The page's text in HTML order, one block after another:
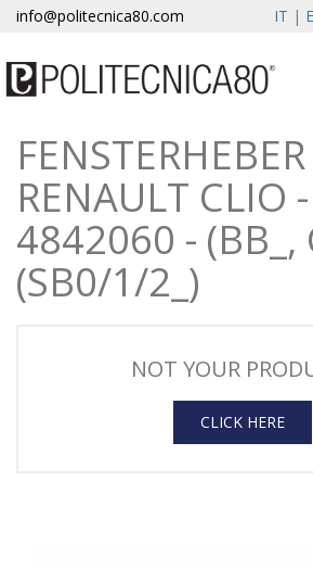
info@politecnica80.com IT |
giovedì 6
RENAULT CLIO
4842060 - (BB_,
(SB0/1/2_)
NOT YOUR
CLICK HERE